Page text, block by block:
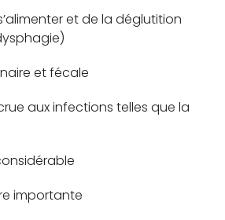
et de la déglutition
et fécale
aux infections telles que la
importante